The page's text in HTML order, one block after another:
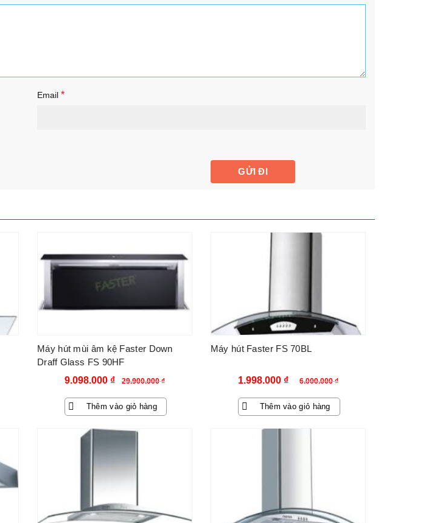
Email *
Máy hút mùi âm kệ Faster Down
Draff Glass FS 90HF
29.900.000₫
Giá
gốc
là:
9.098.000 ₫
Giá
hiện
tại
Thêm vào giỏ hàng
Máy hút Faster FS 70BL
6.000.000₫
Giá
gốc
là:
1.998.000 ₫
Giá
hiện
tại
Thêm vào giỏ hàng